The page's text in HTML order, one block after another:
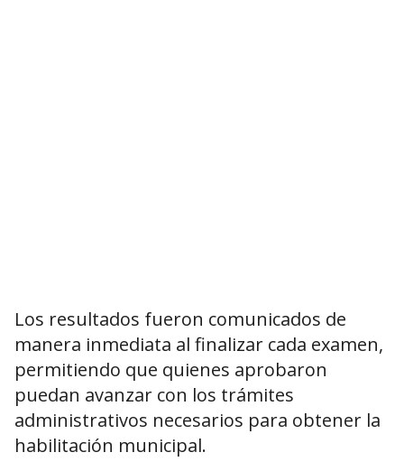
Los resultados fueron comunicados de
manera inmediata al finalizar cada examen,
permitiendo que quienes aprobaron
puedan avanzar con los trámites
administrativos necesarios para obtener la
habilitación municipal.